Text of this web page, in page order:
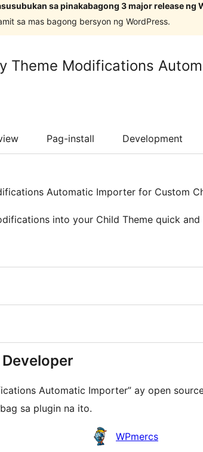
sa pinakabagong 3 major release ng
sa mas bagong bersyon ng WordPress.
Theme Modifications
Pag-install Development
Automatic Importer for Custom
into your Child Theme quick and
Automatic Importer” ay open
sa plugin na ito.
WPmercs